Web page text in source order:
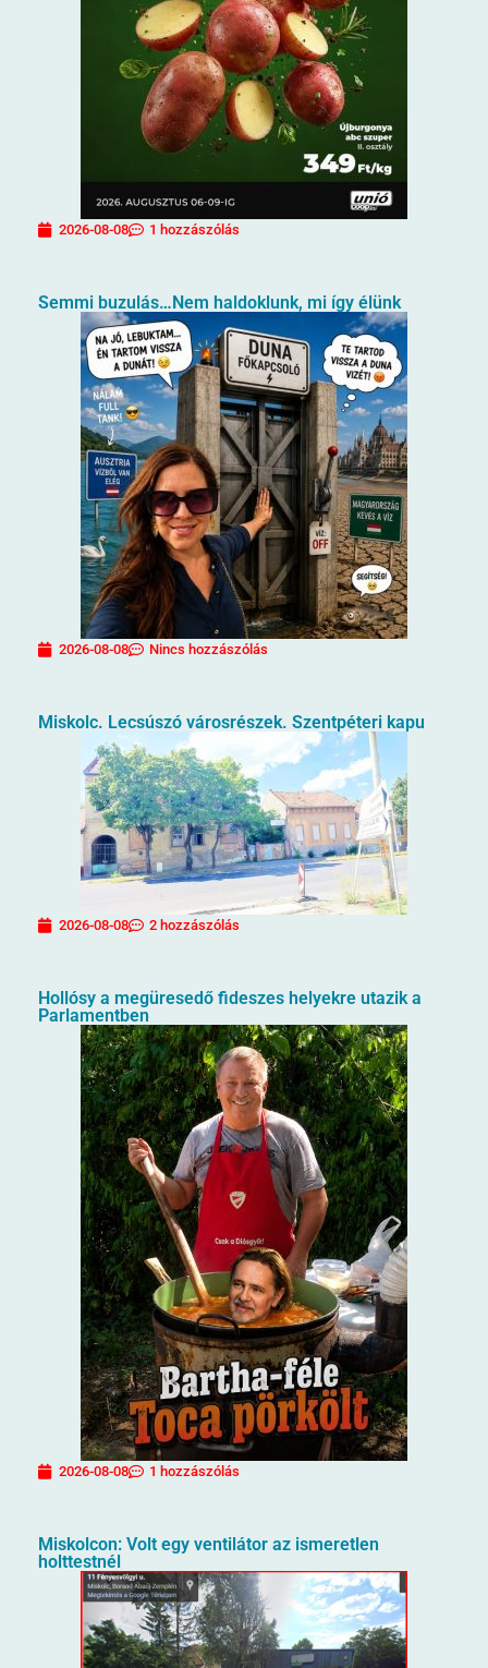
2026-08-08 1 hozzászólás
Semmi buzulás…Nem haldoklunk, mi így élünk
2026-08-08 Nincs hozzászólás
Miskolc. Lecsúszó városrészek. Szentpéteri kapu
2026-08-08 2 hozzászólás
Hollósy a megüresedő fideszes helyekre utazik a
Parlamentben
2026-08-08 1 hozzászólás
Miskolcon: Volt egy ventilátor az ismeretlen
holttestnél